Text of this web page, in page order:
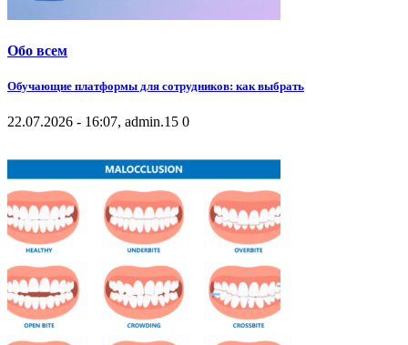
Обо всем
Обучающие платформы для сотрудников: как выбрать
22.07.2026 - 16:07, admin.15 0